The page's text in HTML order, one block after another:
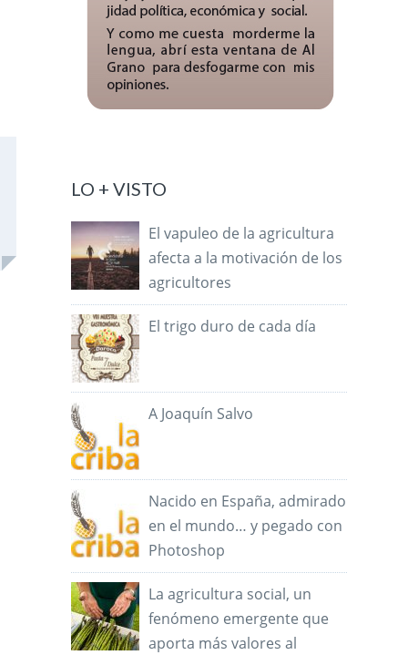
LO + VISTO
El vapuleo de la agricultura
afecta a la motivación de los
agricultores
El trigo duro de cada día
A Joaquín Salvo
Nacido en España, admirado
en el mundo… y pegado con
Photoshop
La agricultura social, un
fenómeno emergente que
aporta más valores al